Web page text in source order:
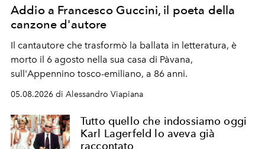
Addio a Francesco Guccini, il poeta della
canzone d'autore
Il cantautore che trasformò la ballata in letteratura, è
morto il 6 agosto nella sua casa di Pàvana,
sull'Appennino tosco-emiliano, a 86 anni.
05.08.2026 di Alessandro Viapiana
Tutto quello che indossiamo oggi
Karl Lagerfeld lo aveva già
raccontato